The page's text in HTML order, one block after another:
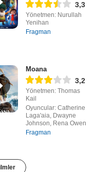
3,3
Yönetmen: Nurullah
Yenihan
Fragman
Moana
3,2
Yönetmen: Thomas
Kail
Oyuncular: Catherine
Laga'aia, Dwayne
Johnson, Rena Owen
Fragman